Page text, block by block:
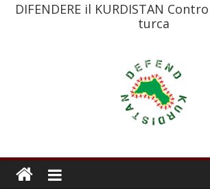
DIFENDERE il KURDISTAN
turca